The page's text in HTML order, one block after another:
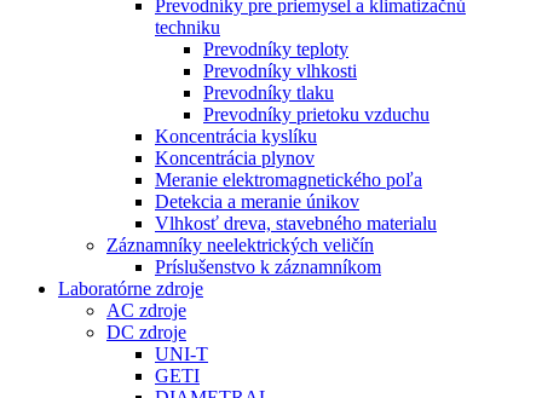
Prevodníky pre priemysel a klimatizačnú
techniku
Prevodníky teploty
Prevodníky vlhkosti
Prevodníky tlaku
Prevodníky prietoku vzduchu
Koncentrácia kyslíku
Koncentrácia plynov
Meranie elektromagnetického poľa
Detekcia a meranie únikov
Vlhkosť dreva, stavebného materialu
Záznamníky neelektrických veličín
Príslušenstvo k záznamníkom
Laboratórne zdroje
AC zdroje
DC zdroje
UNI-T
GETI